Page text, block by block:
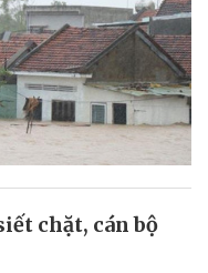
chặt, cán bộ